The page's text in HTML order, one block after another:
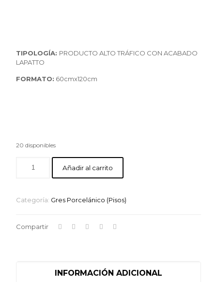
TIPOLOGÍA: PRODUCTO ALTO TRÁFICO CON ACABADO
LAPATTO
FORMATO: 60cmx120cm
20 disponibles
Añadir al carrito
Categoría: Gres Porcelánico (Pisos)
Compartir
INFORMACIÓN ADICIONAL